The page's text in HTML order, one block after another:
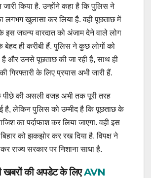
किया है. उन्होंने कहा है कि पुलिस ने
लगभग खुलासा कर लिया है. वही पूछताछ में
इस जघन्य वारदात को अंजाम देने वाले लोग
बेहद ही करीबी हैं. पुलिस ने कुछ लोगों को
है और उनसे पूछताछ की जा रही है, साथ ही
गिरफ्तारी के लिए प्रयास अभी जारी हैं.
पीछे की असली वजह अभी तक पूरी तरह
है, लेकिन पुलिस को उम्मीद है कि पूछताछ के
का पर्दाफाश कर लिया जाएगा. वही इस
को झकझोर कर रख दिया है. विपक्ष ने
राज्य सरकार पर निशाना साधा है.
खबरों की अपडेट के लिएAVN